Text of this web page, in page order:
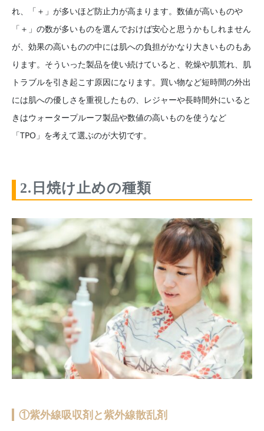
れ、「＋」が多いほど防止力が高まります。数値が高いものや
「＋」の数が多いものを選んでおけば安心と思うかもしれません
が、効果の高いものの中には肌への負担がかなり大きいものもあ
ります。そういった製品を使い続けていると、乾燥や肌荒れ、肌
トラブルを引き起こす原因になります。買い物など短時間の外出
には肌への優しさを重視したもの、レジャーや長時間外にいると
きはウォータープルーフ製品や数値の高いものを使うなど
「TPO」を考えて選ぶのが大切です。
2.日焼け止めの種類
①紫外線吸収剤と紫外線散乱剤